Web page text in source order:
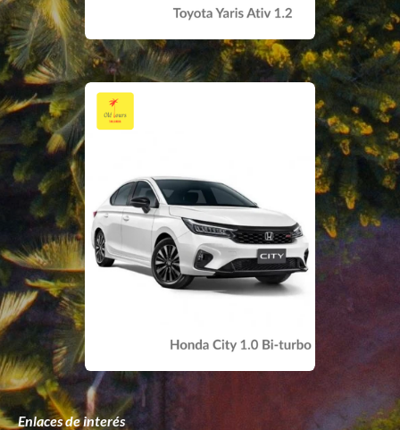
Enlaces de interés